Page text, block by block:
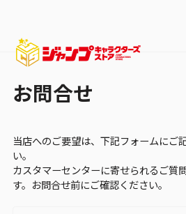
お問合せ
当店へのご要望は、下記フォームにご
い。
カスタマーセンターに寄せられるご質
す。お問合せ前にご確認ください。